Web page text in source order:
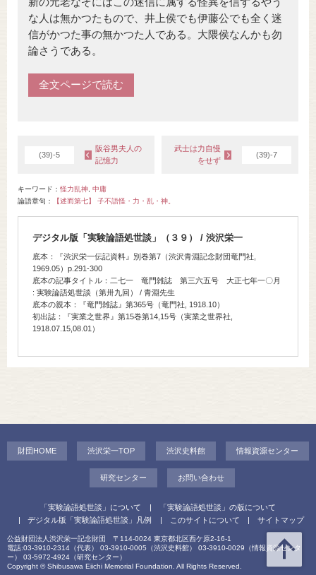
新の元老なぞにはこの迷信に属する怪異を信ずるやう
な人は無かつたもので、井上侯でも伊藤公でも全く迷
信がかつた事の無かつた人である。大隈侯なんかも勿
論さうである。
全文ページで読む
(39)-5
阪谷男夫人の
記憶力
(39)-7
武士は力自慢
をせず
キーワード 怪力乱神, 中庸
論語章句
【述而第七】 子不語怪・力・乱・神。
デジタル版「実験論語処世談」（３９） / 渋沢栄一
底本：『渋沢栄一伝記資料』別巻第7（渋沢青淵記念財団竜門社,
1969.05）p.291-300
底本の記事タイトル：二七一 竜門雑誌 第三六五号 大正七年一〇月
: 実験論語処世談（第卅九回） / 青淵先生
底本の親本：『竜門雑誌』第365号（竜門社, 1918.10）
初出誌：『実業之世界』第15巻第14,15号（実業之世界社,
1918.07.15,08.01）
財団HOME 渋沢栄一TOP 渋沢史料館 情報資源センター
研究センター お問い合わせ
「実験論語処世談」について
「実験論語処世談」の版について
デジタル版「実験論語処世談」凡例
このサイトについて サイトマップ
公益財団法人渋沢栄一記念財団 〒114-0024 東京都北区西ケ原2-16-1
電話:03-3910-2314（代表） 03-3910-0005（渋沢史料館） 03-3910-0029（情報資源センタ
ー） 03-5972-4924（研究センター）
Copyright © Shibusawa Eiichi Memorial Foundation. All Rights Reserved.